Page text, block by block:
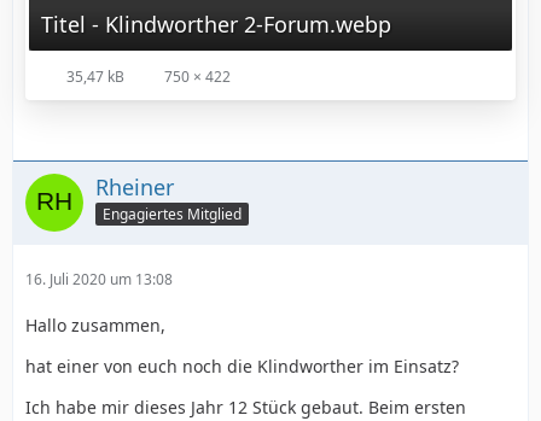
Titel - Klindworther 2-Forum.webp
35,47 kB 750 × 422
Rheiner
Engagiertes Mitglied
16. Juli 2020 um 13:08
Hallo zusammen,
hat einer von euch noch die Klindworther im Einsatz?
Ich habe mir dieses Jahr 12 Stück gebaut. Beim ersten